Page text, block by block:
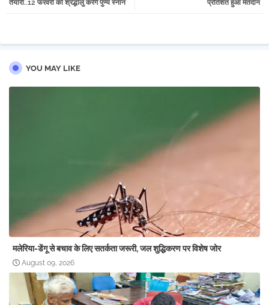
प्रतिशत हुआ मतदान
तैयारी..12 फरवरी को श्रद्धालु करेंगे पुण्य स्नान
YOU MAY LIKE
मलेरिया-डेंगू से बचाव के लिए सतर्कता जरूरी, जल शुद्धिकरण पर विशेष जोर
August 09, 2026